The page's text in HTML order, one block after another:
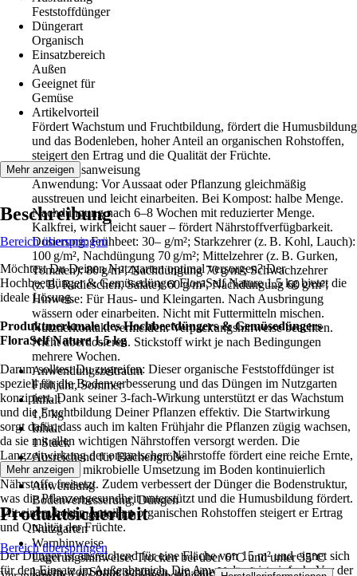
Feststoffdünger
Düngerart
Organisch
Einsatzbereich
Außen
Geeignet für
Gemüse
Artikelvorteil
Fördert Wachstum und Fruchtbildung, fördert die Humusbildung
und das Bodenleben, hoher Anteil an organischen Rohstoffen,
steigert den Ertrag und die Qualität der Früchte.
Gebrauchsanweisung
Anwendung: Vor Aussaat oder Pflanzung gleichmäßig
ausstreuen und leicht einarbeiten. Bei Kompost: halbe Menge.
Nachdüngung nach 6–8 Wochen mit reduzierter Menge.
Kalkfrei, wirkt leicht sauer – fördert Nährstoffverfügbarkeit.
Dosierung: Frühbeet: 30– g/m²; Starkzehrer (z. B. Kohl, Lauch):
100 g/m², Nachdüngung 70 g/m²; Mittelzehrer (z. B. Gurken,
Tomaten): 80 g/m², Nachdüngung 70 g/m²; Schwachzehrer
(z. B. Radieschen, Salate): 60 g/m², Nachdüngung 60 g/m²;
Hinweise: Für Haus- und Kleingarten. Nach Ausbringung
wässern oder einarbeiten. Nicht mit Futtermitteln mischen.
Nutztierkontakt vermeiden. Verpackungshinweise beachten.
Nicht überdosieren. Stickstoff wirkt je nach Bedingungen
mehrere Wochen.
Anwendungszeitraum
Frühjahr, Sommer
Inhalt
1,5 kg
Inhalt
1 Stück
Ausreichend für Flächengröße
15 m²
Anwendung
Bodenverbesserung, Düngen
Anwendungsbereich
Nutzgarten
Warnhinweise
Lagerungshinweise: Trocken bei über 6°C und unter 35°C
lagern, vor Sonne schützen, um eine Veränderung der
Mehr anzeigen
Beschreibung
Bereich überspringen
Möchtest Du Deinen Nutzgarten optimal versorgen? Der
Hochbeetdünger & Gemüsedünger FloraSelf Nature 1,5 kg bietet die
ideale Lösung.
Produktmerkmale des Hochbeetdüngers & Gemüsedüngers
FloraSelf Nature 1,5 kg
Darum solltest Du zugreifen: Dieser organische Feststoffdünger ist
speziell für die Bodenverbesserung und das Düngen im Nutzgarten
konzipiert. Dank seiner 3-fach-Wirkung unterstützt er das Wachstum
und die Fruchtbildung Deiner Pflanzen effektiv. Die Startwirkung
sorgt dafür, dass auch im kalten Frühjahr die Pflanzen zügig wachsen,
da sie mit allen wichtigen Nährstoffen versorgt werden. Die
Langzeitwirkung der organischen Nährstoffe fördert eine reiche Ernte,
indem sie durch mikrobielle Umsetzung im Boden kontinuierlich
Nährstoffe freisetzt. Zudem verbessert der Dünger die Bodenstruktur,
was die Pflanzengesundheit unterstützt und die Humusbildung fördert.
Mit einem hohen Anteil an organischen Rohstoffen steigert er Ertrag
und Qualität der Früchte.
Der Dünger ist ausreichend für eine Fläche von 15 m² und eignet sich
für den Einsatz im Außenbereich. Die Anwendung ist einfach: Vor der
Mehr anzeigen
Produktsicherheit
Bereich überspringen